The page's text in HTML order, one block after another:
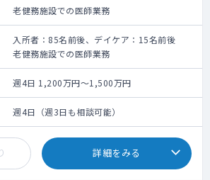
老健務施設での医師業務
入所者：85名前後、デイケア：15名前後
老健務施設での医師業務
週4日 1,200万円～1,500万円
週4日（週3日も相談可能）
詳細をみる